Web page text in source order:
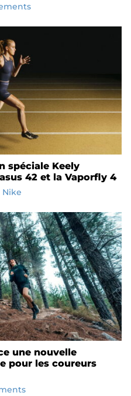
spéciale Keely
42 et la Vaporfly 4
Nike
une nouvelle
pour les coureurs